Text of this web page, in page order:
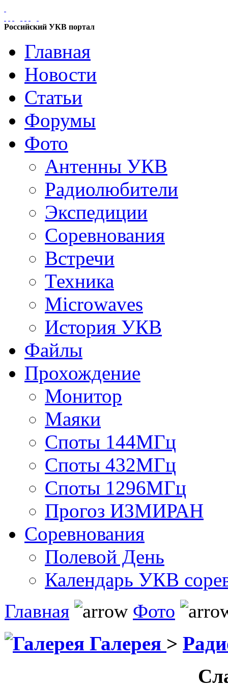
Российский УКВ портал
Главная
Новости
Статьи
Форумы
Фото
Антенны УКВ
Радиолюбители
Экспедиции
Соревнования
Встречи
Техника
Microwaves
История УКВ
Файлы
Прохождение
Монитор
Маяки
Споты 144МГц
Споты 432МГц
Споты 1296МГц
Прогоз ИЗМИРАН
Соревнования
Полевой День
Календарь УКВ
Главная Фото
Галерея >